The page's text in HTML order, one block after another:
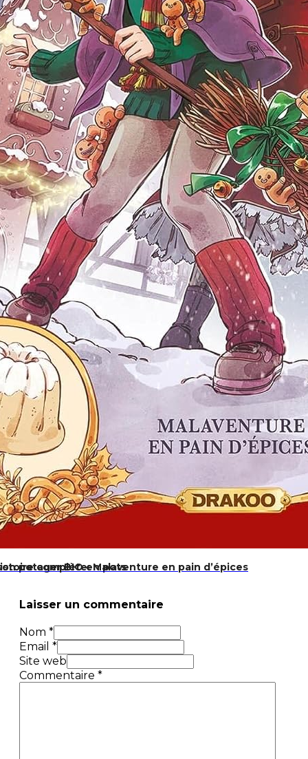
potager BIO en pots
complète: Malaventure en pain d’épices
Laisser un commentaire
Nom *
Email *
Site web
Commentaire *